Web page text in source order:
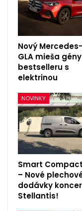
Nový
GLA mieša gény
bestselleru s
elektrinou
NOVINKY
Smart
– Nové
dodávky
Stellantis!